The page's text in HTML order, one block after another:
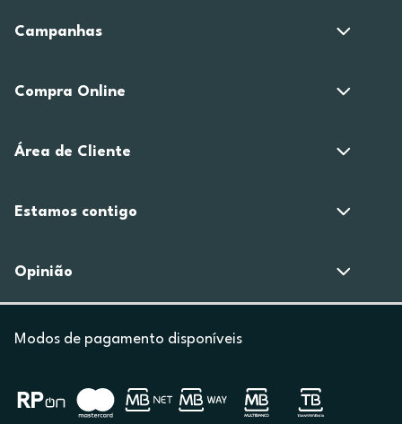
Campanhas
Compra Online
Área de Cliente
Estamos contigo
Opinião
Modos de pagamento disponíveis